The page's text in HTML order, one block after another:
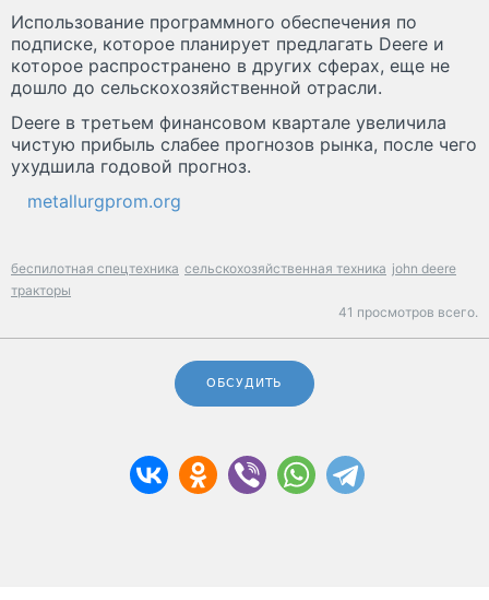
Использование программного обеспечения по
подписке, которое планирует предлагать Deere и
которое распространено в других сферах, еще не
дошло до сельскохозяйственной отрасли.
Deere в третьем финансовом квартале увеличила
чистую прибыль слабее прогнозов рынка, после чего
ухудшила годовой прогноз.
metallurgprom.org
беспилотная спецтехника сельскохозяйственная техника john deere
тракторы
41 просмотров всего.
ОБСУДИТЬ